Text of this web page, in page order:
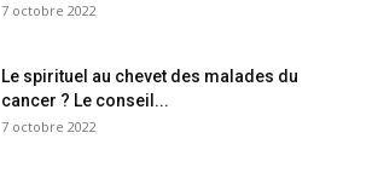
7 octobre 2022
Le spirituel au chevet des malades du
cancer ? Le conseil...
7 octobre 2022